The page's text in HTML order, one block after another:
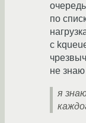
по
с
не
я